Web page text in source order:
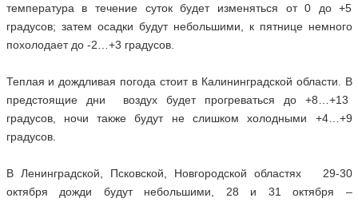
температура в течение суток будет изменяться от 0 до +5
градусов; затем осадки будут небольшими, к пятнице немного
похолодает до -2…+3 градусов.
Теплая и дождливая погода стоит в Калининградской области. В
предстоящие дни воздух будет прогреваться до +8…+13
градусов, ночи также будут не слишком холодными +4…+9
градусов.
В Ленинградской, Псковской, Новгородской областях 29-30
октября дожди будут небольшими, 28 и 31 октября –